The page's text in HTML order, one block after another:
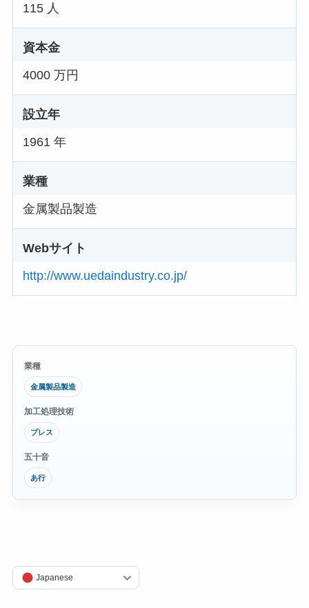
115 人
資本金
4000 万円
設立年
1961 年
業種
金属製品製造
Webサイト
http://www.uedaindustry.co.jp/
業種
金属製品製造
加工処理技術
プレス
五十音
あ行
Japanese